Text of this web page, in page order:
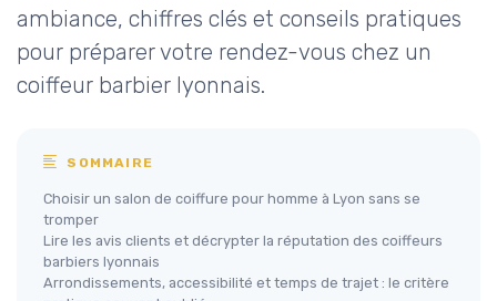
ambiance, chiffres clés et conseils pratiques
pour préparer votre rendez-vous chez un
coiffeur barbier lyonnais.
SOMMAIRE
Choisir un salon de coiffure pour homme à Lyon sans se
tromper
Lire les avis clients et décrypter la réputation des coiffeurs
barbiers lyonnais
Arrondissements, accessibilité et temps de trajet : le critère